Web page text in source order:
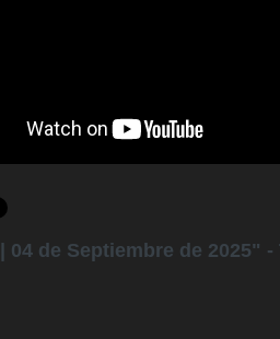
04 de Septiembre de 2025"